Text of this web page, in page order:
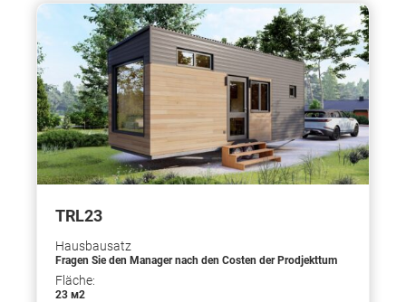
TRL23
Hausbausatz
Fragen Sie den Manager nach den Costen der Prodjekttum
Fläche:
23 м2